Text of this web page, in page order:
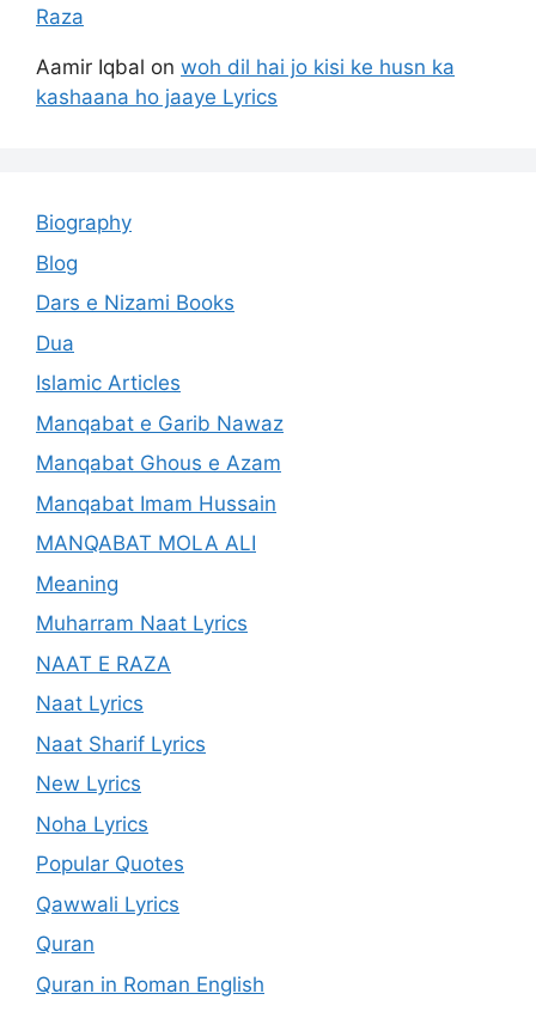
Raza
Aamir Iqbal on woh dil hai jo kisi ke husn ka
kashaana ho jaaye Lyrics
Biography
Blog
Dars e Nizami Books
Dua
Islamic Articles
Manqabat e Garib Nawaz
Manqabat Ghous e Azam
Manqabat Imam Hussain
MANQABAT MOLA ALI
Meaning
Muharram Naat Lyrics
NAAT E RAZA
Naat Lyrics
Naat Sharif Lyrics
New Lyrics
Noha Lyrics
Popular Quotes
Qawwali Lyrics
Quran
Quran in Roman English